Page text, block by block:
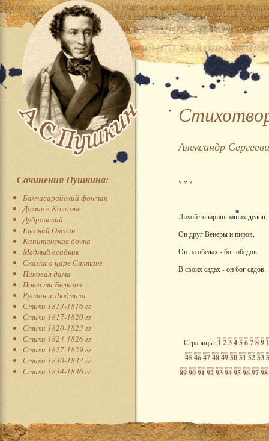
Сочинения Пушкина:
Бахчисарайский фонтан
Домик в Коломне
Дубровский
Евгений Онегин
Капитанская дочка
Медный всадник
Сказка о царе Салтане
Пиковая дама
Повести Белкина
Руслан и Людмила
Стихи 1813-1816 гг
Стихи 1817-1820 гг
Стихи 1820-1823 гг
Стихи 1824-1826 гг
Стихи 1827-1829 гг
Стихи 1830-1833 гг
Стихи 1834-1836 гг
Александр
* * *
Лихой товарищ наших дедов,
Он друг Венеры и пиров,
Он на обедах - бог обедов,
В своих садах - он бог садов.
Страницы:1 23456789
454647484950515253
89909192939495969798